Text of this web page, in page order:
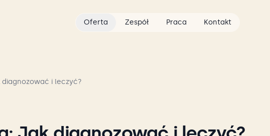
Oferta Zespół Praca Kontakt
i leczyć?